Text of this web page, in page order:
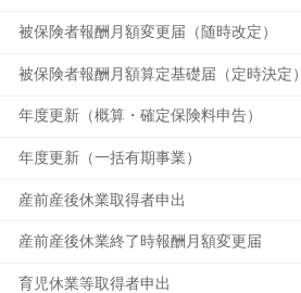
被保険者報酬月額変更届（随時改定）
被保険者報酬月額算定基礎届（定時決定）
年度更新（概算・確定保険料申告）
年度更新（一括有期事業）
産前産後休業取得者申出
産前産後休業終了時報酬月額変更届
育児休業等取得者申出